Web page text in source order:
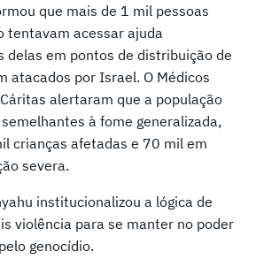
que mais de 1 mil pessoas
tentavam acessar ajuda
delas em pontos de distribuição de
atacados por Israel. O Médicos
alertaram que a população
à fome generalizada,
crianças afetadas e 70 mil em
severa.
institucionalizou a lógica de
violência para se manter no poder
genocídio.